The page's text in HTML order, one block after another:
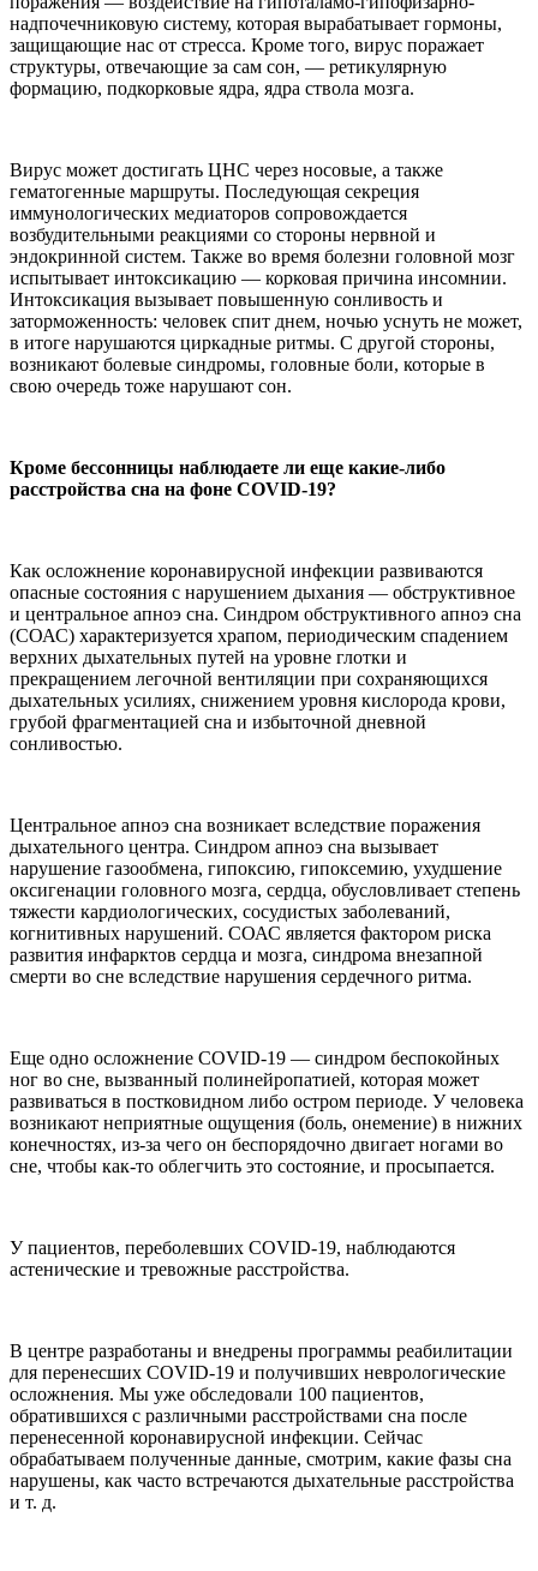
надпочечниковую систему, которая вырабатывает гормоны,
защищающие нас от стресса. Кроме того, вирус поражает
структуры, отвечающие за сам сон, — ретикулярную
формацию, подкорковые ядра, ядра ствола мозга.
Вирус может достигать ЦНС через носовые, а также
гематогенные маршруты. Последующая секреция
иммунологических медиаторов сопровождается
возбудительными реакциями со стороны нервной и
эндокринной систем. Также во время болезни головной мозг
испытывает интоксикацию — корковая причина инсомнии.
Интоксикация вызывает повышенную сонливость и
заторможенность: человек спит днем, ночью уснуть не может,
в итоге нарушаются циркадные ритмы. С другой стороны,
возникают болевые синдромы, головные боли, которые в
свою очередь тоже нарушают сон.
Кроме бессонницы наблюдаете ли еще какие-либо
расстройства сна на фоне COVID-19?
Как осложнение коронавирусной инфекции развиваются
опасные состояния с нарушением дыхания — обструктивное
и центральное апноэ сна. Синдром обструктивного апноэ сна
(СОАС) характеризуется храпом, периодическим спадением
верхних дыхательных путей на уровне глотки и
прекращением легочной вентиляции при сохраняющихся
дыхательных усилиях, снижением уровня кислорода крови,
грубой фрагментацией сна и избыточной дневной
сонливостью.
Центральное апноэ сна возникает вследствие поражения
дыхательного центра. Синдром апноэ сна вызывает
нарушение газообмена, гипоксию, гипоксемию, ухудшение
оксигенации головного мозга, сердца, обусловливает степень
тяжести кардиологических, сосудистых заболеваний,
когнитивных нарушений. СОАС является фактором риска
развития инфарктов сердца и мозга, синдрома внезапной
смерти во сне вследствие нарушения сердечного ритма.
Еще одно осложнение COVID-19 — синдром беспокойных
ног во сне, вызванный полинейропатией, которая может
развиваться в постковидном либо остром периоде. У человека
возникают неприятные ощущения (боль, онемение) в нижних
конечностях, из-за чего он беспорядочно двигает ногами во
сне, чтобы как-то облегчить это состояние, и просыпается.
У пациентов, переболевших COVID-19, наблюдаются
астенические и тревожные расстройства.
В центре разработаны и внедрены программы реабилитации
для перенесших COVID-19 и получивших неврологические
осложнения. Мы уже обследовали 100 пациентов,
обратившихся с различными расстройствами сна после
перенесенной коронавирусной инфекции. Сейчас
обрабатываем полученные данные, смотрим, какие фазы сна
нарушены, как часто встречаются дыхательные расстройства
и т. д.